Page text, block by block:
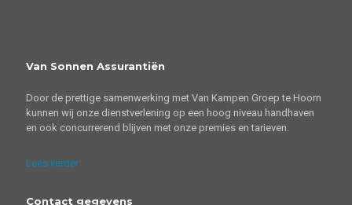
Van Sonnen Assurantiën
Door de prettige samenwerking met Van Kampen Groep te Hoorn
kunnen wij onze dienstverlening op een hoog niveau handhaven
en ook concurrerend blijven met onze premies en tarieven.
Lees verder
Contact gegevens